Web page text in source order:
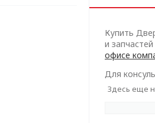
Купить
и
офисе
Для
Здесь еще